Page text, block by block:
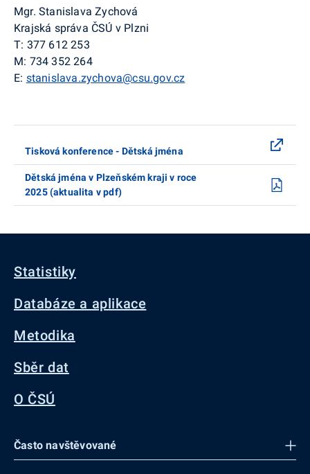
Mgr. Stanislava Zychová
Krajská správa ČSÚ v Plzni
T: 377 612 253
M: 734 352 264
E: stanislava.zychova@csu.gov.cz
Tisková konference - Dětská jména
Dětská jména v Plzeňském kraji v roce
2025 (aktualita v pdf)
Statistiky
Databáze a aplikace
Metodika
Sběr dat
O ČSÚ
Často navštěvované